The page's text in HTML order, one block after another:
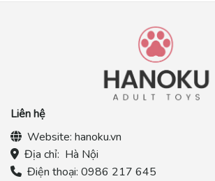
Liên hệ
Website: hanoku.vn
Địa chỉ: Hà Nội
Điện thoại: 0986 217 645